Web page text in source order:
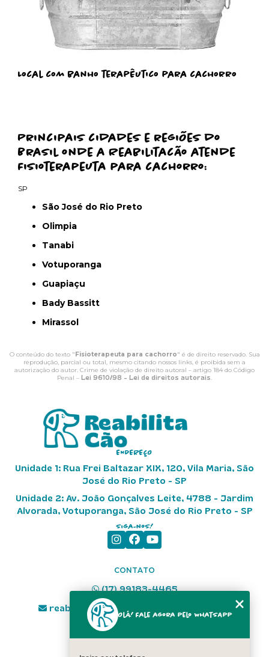
Local com banho terapêutico para cachorro
Principais cidades e regiões do
Brasil onde a Reabilitacão atende
Fisioterapeuta para cachorro:
SP
São José do Rio Preto
Olimpia
Tanabi
Votuporanga
Guapiaçu
Bady Bassitt
Mirassol
O conteúdo do texto "Fisioterapeuta para cachorro" é de direito reservado. Sua
reprodução, parcial ou total, mesmo citando nossos links, é proibida sem a
autorização do autor. Crime de violação de direito autoral – artigo 184 do Código
Penal – Lei 9610/98 - Lei de direitos autorais.
ENDEREÇO
Unidade 1: Rua Frei Baltazar XIX, 120, Vila Maria, São
José do Rio Preto - SP
Unidade 2: Av. João Gonçalves Leite, 4788 - Jardim
Alvorada, Votuporanga, São José do Rio Preto - SP
Siga-nos!
CONTATO
(17) 99183-4465
reabilitacao.fisioterapiavet@gmail.com
Olá! Fale agora pelo WhatsApp